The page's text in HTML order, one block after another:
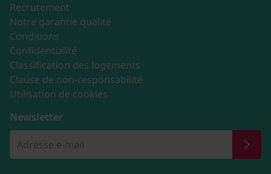
Recrutement
Notre garantie qualité
Conditions
Confidentialité
Classification des logements
Clause de non-responsabilité
Utilisation de cookies
Newsletter